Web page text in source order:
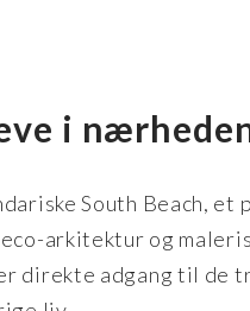
i
South Beach,
arkitektur og
direkte adgang til de